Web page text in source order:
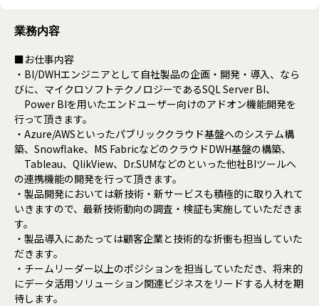
業務内容
■お仕事内容
・BI/DWHエンジニアとして自社製品の企画・開発・導入、なら
びに、マイクロソフトテクノロジーであるSQL Server BI、
Power BIを用いたエンドユーザー向けのアドオン機能開発を
行って頂きます。
・Azure/AWSといったパブリッククラウド基盤へのシステム構
築、Snowflake、MS FabricなどのクラウドDWH基盤の構築、
Tableau、QlikView、Dr.SUMなどのといった他社BIツールへ
の連携機能の開発を行って頂きます。
・製品開発においては新技術・新サービスも積極的に取り入れて
いきますので、最新技術動向の調査・検証も実施していただきま
す。
・製品導入にあたっては顧客企業と技術的な折衝も担当していた
だきます。
・チームリーダー以上のポジションを担当していただき、将来的
にデータ活用ソリューション関連ビジネスをリードする人材を期
待します。